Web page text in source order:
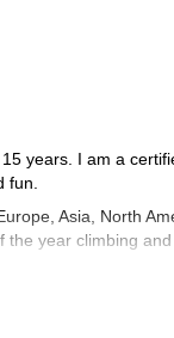
years. I am a
fun.
Asia, North
year climbing and